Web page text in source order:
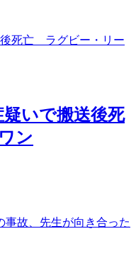
後死亡 ラグビー・リー
いで搬送後死
ン
故、先生が向き合った